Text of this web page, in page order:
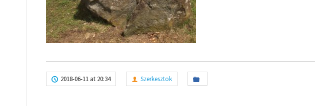
2018-06-11 at 20:34 Szerkesztok